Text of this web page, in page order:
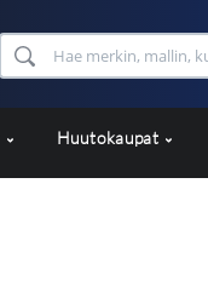
Huutokaupat